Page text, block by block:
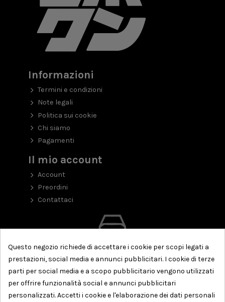
Informazioni
Termini e condizioni
Note legali
Politica sui cookie
Chi siamo
Pagamenti
Il mio account
Account
Preordini
Contattaci
Questo negozio richiede di accettare i cookie per scopi legati a
prestazioni, social media e annunci pubblicitari. I cookie di terze
parti per social media e a scopo pubblicitario vengono utilizzati
per offrire funzionalità social e annunci pubblicitari
personalizzati. Accetti i cookie e l'elaborazione dei dati personali